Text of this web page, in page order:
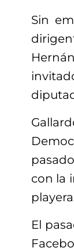
Sin
con la
El